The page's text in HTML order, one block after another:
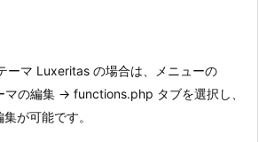
ーマ Luxeritas の場合は、メニューの
の編集 → functions.php タブを選択し、
が可能です。